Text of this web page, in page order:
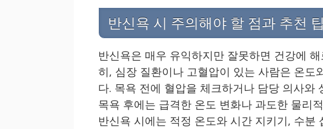
반신욕 시 주의해야 할 점과 추천 팁
반신욕은 매우 유익하지만 잘못하면 건강에
히, 심장 질환이나 고혈압이 있는 사람은 온도
다. 목욕 전에 혈압을 체크하거나 담당 의사와
목욕 후에는 급격한 온도 변화나 과도한 물리
반신욕 시에는 적정 온도와 시간 지키기, 수분